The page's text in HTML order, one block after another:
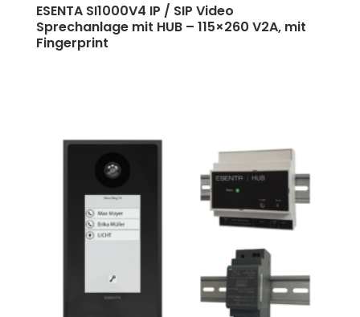
ESENTA SI1000V4 IP / SIP Video
Sprechanlage mit HUB – 115×260 V2A, mit
Fingerprint